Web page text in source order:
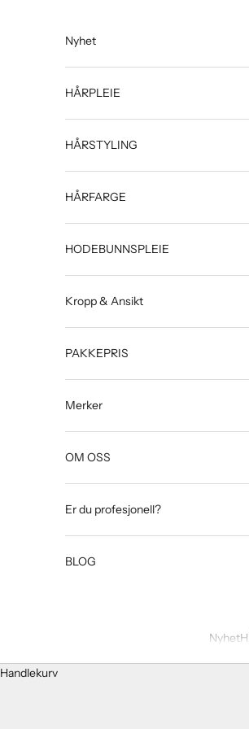
Nyhet
Nyhet
HÅRPLEIE
HÅRSTYLING
HÅRFARGE
HODEBUNNSPLEIE
Kropp & Ansikt
PAKKEPRIS
Merker
OM OSS
Er du profesjonell?
BLOG
Handlekurv